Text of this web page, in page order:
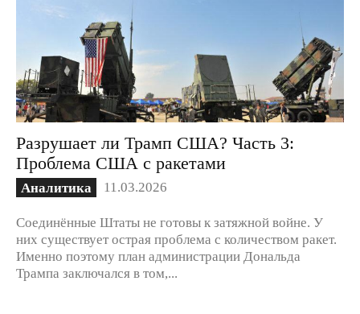
Разрушает ли Трамп США? Часть 3:
Проблема США с ракетами
Аналитика 11.03.2026
Соединённые Штаты не готовы к затяжной войне. У
них существует острая проблема с количеством ракет.
Именно поэтому план администрации Дональда
Трампа заключался в том,...